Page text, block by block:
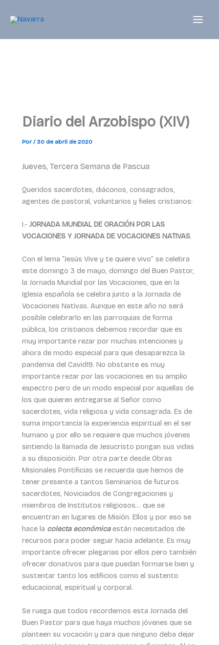
Diario del Arzobispo (XIV)
Por / 30 de abril de 2020
Jueves, Tercera Semana de Pascua
Queridos sacerdotes, diáconos, consagrados,
agentes de pastoral, voluntarios y fieles cristianos:
I.- JORNADA MUNDIAL DE ORACIÓN POR LAS
VOCACIONES Y JORNADA DE VOCACIONES NATIVAS.
Con el lema “Jesús Vive y te quiere vivo” se celebra
este domingo 3 de mayo, domingo del Buen Pastor,
la Jornada Mundial por las Vocaciones, que en la
Iglesia española se celebra junto a la Jornada de
Vocaciones Nativas. Aunque en este año no será
posible celebrarlo en las parroquias de forma
pública, los cristianos debemos recordar que es
muy importante rezar por muchas intenciones y
ahora de modo especial para que desaparezca la
pandemia del Cavid19. No obstante es muy
importante rezar por las vocaciones en su amplio
espectro pero de un modo especial por aquellas de
los que quieren entregarse al Señor como
sacerdotes, vida religiosa y vida consagrada. Es de
suma importancia la experiencia espiritual en el ser
humano y por ello se requiere que muchos jóvenes
sintiendo la llamada de Jesucristo pongan sus vidas
a su disposición. Por otra parte desde Obras
Misionales Pontificias se recuerda que hemos de
tener presente a tantos Seminarios de futuros
sacerdotes, Noviciados de Congregaciones y
miembros de Institutos religiosos… que se
encuentran en lugares de Misión. Ellos y por eso se
hace la colecta económicaestán necesitados de
recursos para poder seguir hacia adelante. Es muy
importante ofrecer plegarias por ellos pero también
ofrecer donativos para que puedan formarse bien y
sustentar tanto los edificios como el sustento
educacional, espiritual y corporal.
Se ruega que todos recordemos esta Jornada del
Buen Pastor para que haya muchos jóvenes que se
planteen su vocación y para que ninguno deba dejar